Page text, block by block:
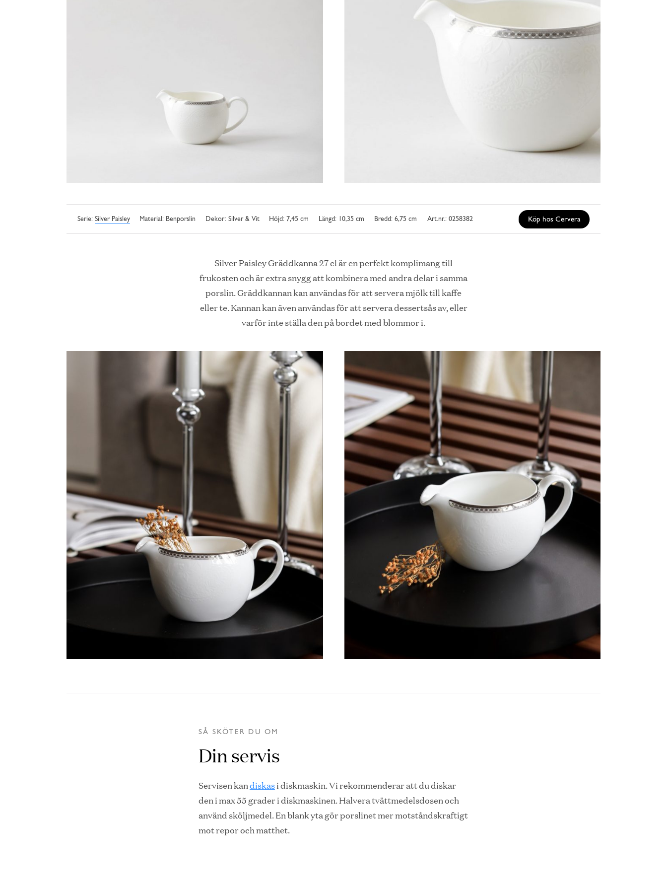
Serie: Silver Paisley Material: Benporslin Dekor: Silver & Vit Höjd: 7,45 cm Längd: 10,35 cm Bredd: 6,75 cm Art.nr.: 0258382 Köp hos Cervera
Silver Paisley Gräddkanna 27 cl är en perfekt komplimang till
frukosten och är extra snygg att kombinera med andra delar i samma
porslin. Gräddkannan kan användas för att servera mjölk till kaffe
eller te. Kannan kan även användas för att servera dessertsås av, eller
varför inte ställa den på bordet med blommor i.
SÅ SKÖTER DU OM
Din servis
Servisen kandiskasi diskmaskin. Vi rekommenderar att du diskar
den i max 55 grader i diskmaskinen. Halvera tvättmedelsdosen och
använd sköljmedel. En blank yta gör porslinet mer motståndskraftigt
mot repor och matthet.